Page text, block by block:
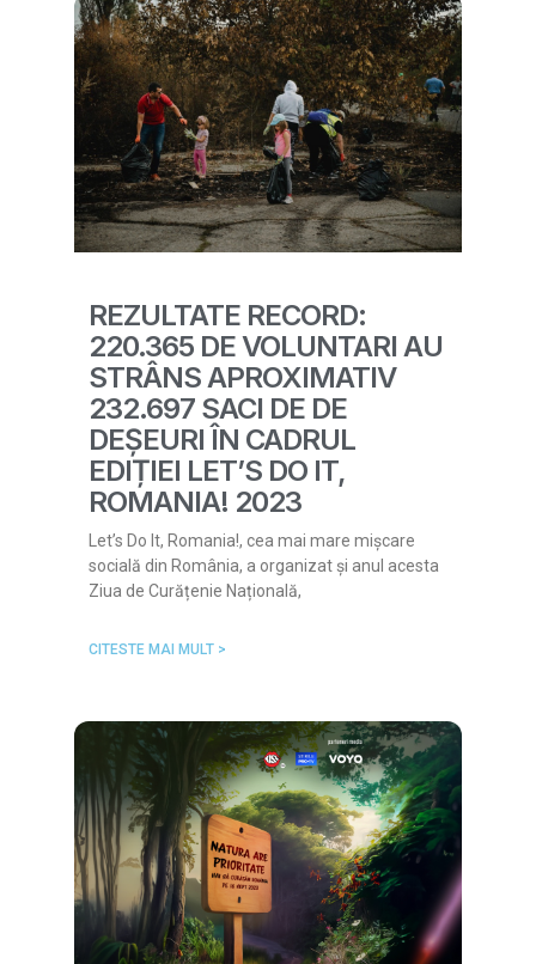
REZULTATE RECORD:
220.365 DE VOLUNTARI AU
STRÂNS APROXIMATIV
232.697 SACI DE DE
DEȘEURI ÎN CADRUL
EDIȚIEI LET’S DO IT,
ROMANIA! 2023
Let’s Do It, Romania!, cea mai mare mișcare
socială din România, a organizat și anul acesta
Ziua de Curățenie Națională,
CITESTE MAI MULT >